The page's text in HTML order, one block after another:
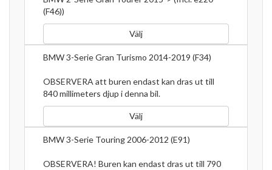
(F46))
Välj
BMW 3-Serie Gran Turismo 2014-2019 (F34)
OBSERVERA att buren endast kan dras ut till
840 millimeters djup i denna bil.
Välj
BMW 3-Serie Touring 2006-2012 (E91)
OBSERVERA! Buren kan endast dras ut till 790